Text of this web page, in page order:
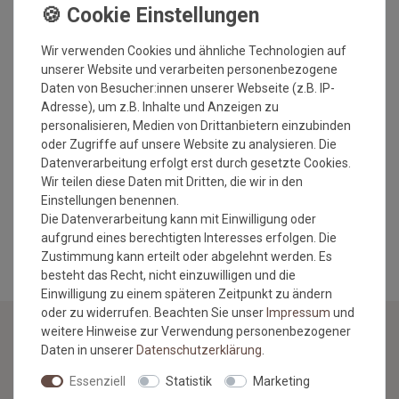
Herstellungsart: getuftet
Gesamtgewicht: 2400 gr/qm
waschbar bis 30 Grad
strapazierfähig
rutschfest
Nimmt Schmutz und Nässe auf
für Fußbodenheizung geeignet
Einsatzort: Innenbereich
Made in Europe
MEHR INFORMATIONEN ZUM EU VERANTWORTLICHEN »
Wir verwenden Cookies und ähnliche Technologien auf
unserer Website und verarbeiten personenbezogene
Daten von Besucher:innen unserer Webseite (z.B. IP-
Adresse), um z.B. Inhalte und Anzeigen zu
personalisieren, Medien von Drittanbietern einzubinden
oder Zugriffe auf unsere Website zu analysieren. Die
Datenverarbeitung erfolgt erst durch gesetzte Cookies.
Wir teilen diese Daten mit Dritten, die wir in den
Einstellungen benennen.
Die Datenverarbeitung kann mit Einwilligung oder
aufgrund eines berechtigten Interesses erfolgen. Die
Zustimmung kann erteilt oder abgelehnt werden. Es
besteht das Recht, nicht einzuwilligen und die
Einwilligung zu einem späteren Zeitpunkt zu ändern
oder zu widerrufen. Beachten Sie unserImpressum und
weitere Hinweise zur Verwendung personenbezogener
Daten in unsererDaten­schutz­erklärung
Essenziell Statistik Marketing